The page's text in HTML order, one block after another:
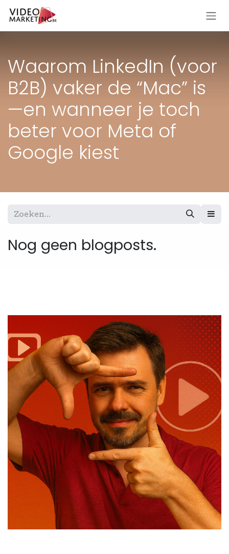
Overslaan naar inhoud
Waarom LinkedIn (voor
B2B) vaker de “Mac” is
—en wanneer je toch
beter voor Meta of
Google kiest
Nog geen blogposts.